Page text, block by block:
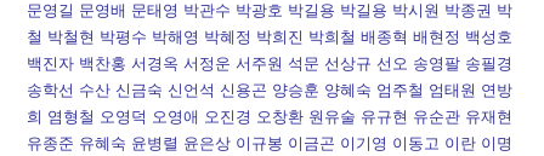
문영길 문영배 문태영 박관수 박광호 박길용 박길용 박시원 박종권 박
철 박철현 박평수 박해영 박혜정 박희진 박희철 배종혁 배현정 백성호
백진자 백찬홍 서경옥 서정운 서주원 석문 선상규 선오 송영팔 송필경
송학선 수산 신금숙 신언석 신용곤 양승훈 양혜숙 엄주철 엄태원 연방
희 염형철 오영덕 오영애 오진경 오창환 원유술 유규현 유순관 유재현
유종준 유혜숙 윤병렬 윤은상 이규봉 이금곤 이기영 이동고 이란 이명